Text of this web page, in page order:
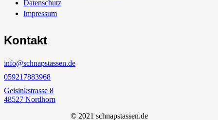
Datenschutz
Impressum
Kontakt
info@schnapstassen.de
059217883968
Geisinkstrasse 8
48527 Nordhorn
© 2021 schnapstassen.de